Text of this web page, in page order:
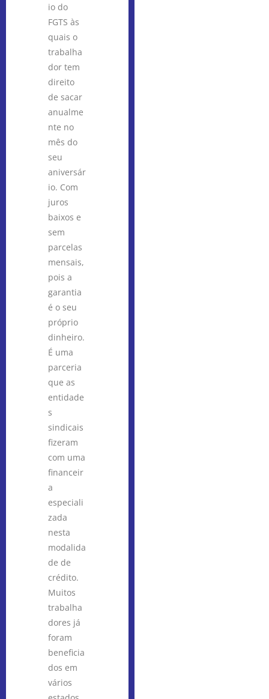
io do
FGTS às
quais o
trabalha
dor tem
direito
de sacar
anualme
nte no
mês do
seu
aniversár
io. Com
juros
baixos e
sem
parcelas
mensais,
pois a
garantia
é o seu
próprio
dinheiro.
É uma
parceria
que as
entidade
s
sindicais
fizeram
com uma
financeir
a
especiali
zada
nesta
modalida
de de
crédito.
Muitos
trabalha
dores já
foram
beneficia
dos em
vários